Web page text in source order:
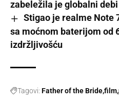
zabeležila je globalni
Stigao je realme Note
sa moćnom baterijom od
izdržljivošću
Tagovi: Father of the Bridefilm